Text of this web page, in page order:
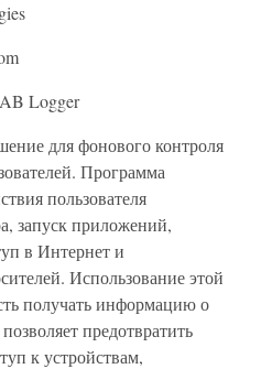
Logger
для фонового контроля
Программа
пользователя
запуск приложений,
в Интернет и
Использование этой
получать информацию о
предотвратить
к устройствам,